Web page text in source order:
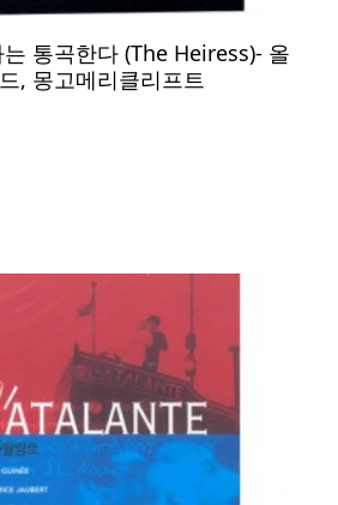
통곡한다 (The Heiress)- 올
, 몽고메리클리프트